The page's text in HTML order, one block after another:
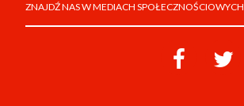
ZNAJDŹ NAS W MEDIACH SPOŁECZNOŚCIOWYCH